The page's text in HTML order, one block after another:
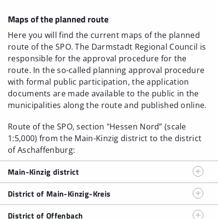
Maps of the planned route
Here you will find the current maps of the planned
route of the SPO. The Darmstadt Regional Council is
responsible for the approval procedure for the
route. In the so-called planning approval procedure
with formal public participation, the application
documents are made available to the public in the
municipalities along the route and published online.
Route of the SPO, section "Hessen Nord” (scale
1:5,000) from the Main-Kinzig district to the district
of Aschaffenburg:
Main-Kinzig district
route Wächtersbach-Gelnhausen-Biebergemünd
(Stand
01/26 – PDF)
route Gelnhausen-Biebergemünd-Linsengericht
(Stand
District of Main-Kinzig-Kreis
Trassenverlauf Hanau - Hainburg
(Stand 06/25 - PDF)
District of Offenbach